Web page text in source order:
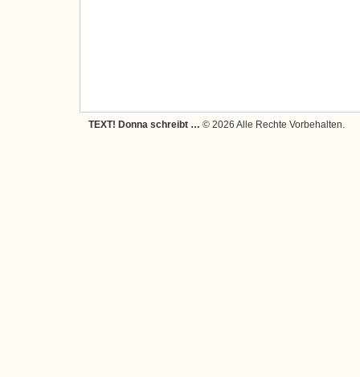
TEXT! Donna schreibt … © 2026 Alle Rechte Vorbehalten.